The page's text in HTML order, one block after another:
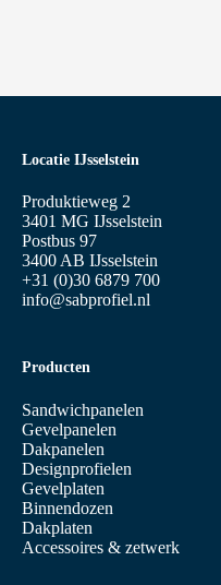
Locatie IJsselstein
Produktieweg 2
3401 MG IJsselstein
Postbus 97
3400 AB IJsselstein
+31 (0)30 6879 700
info@sabprofiel.nl
Producten
Sandwichpanelen
Gevelpanelen
Dakpanelen
Designprofielen
Gevelplaten
Binnendozen
Dakplaten
Accessoires & zetwerk